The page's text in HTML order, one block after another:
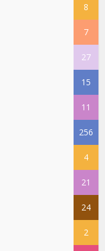
8
7
27
15
11
256
4
21
24
2